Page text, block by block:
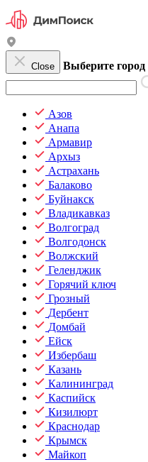
Close Выберите город
Азов
Анапа
Армавир
Архыз
Астрахань
Балаково
Буйнакск
Владикавказ
Волгоград
Волгодонск
Волжский
Геленджик
Горячий ключ
Грозный
Дербент
Домбай
Ейск
Избербаш
Казань
Калининград
Каспийск
Кизилюрт
Краснодар
Крымск
Майкоп